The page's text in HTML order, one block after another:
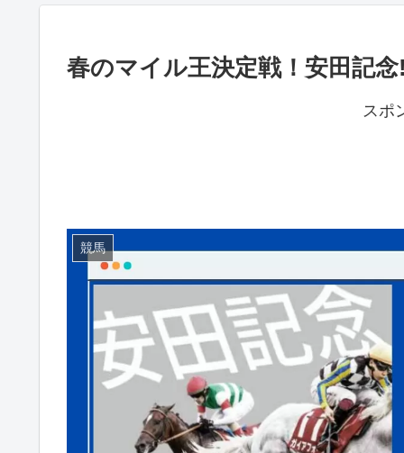
春のマイル王決定戦！安田記
スポ
競馬